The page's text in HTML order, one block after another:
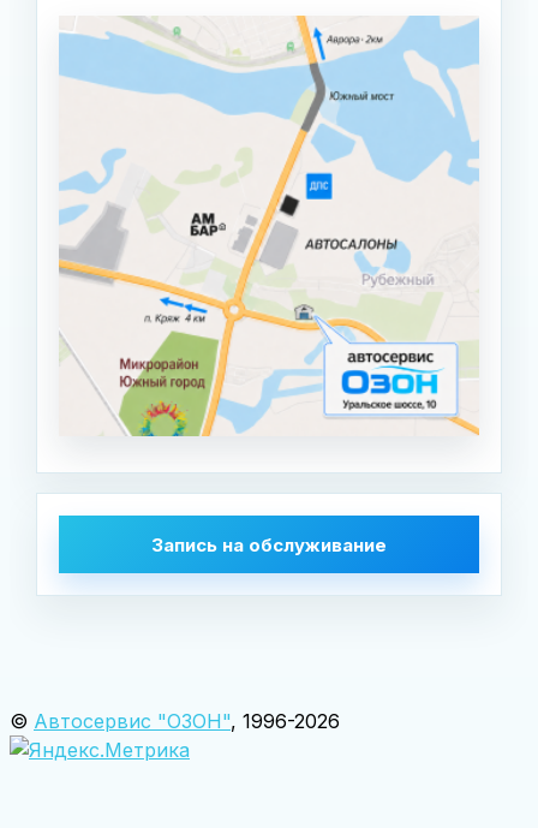
Запись на обслуживание
© Автосервис "ОЗОН", 1996-2026